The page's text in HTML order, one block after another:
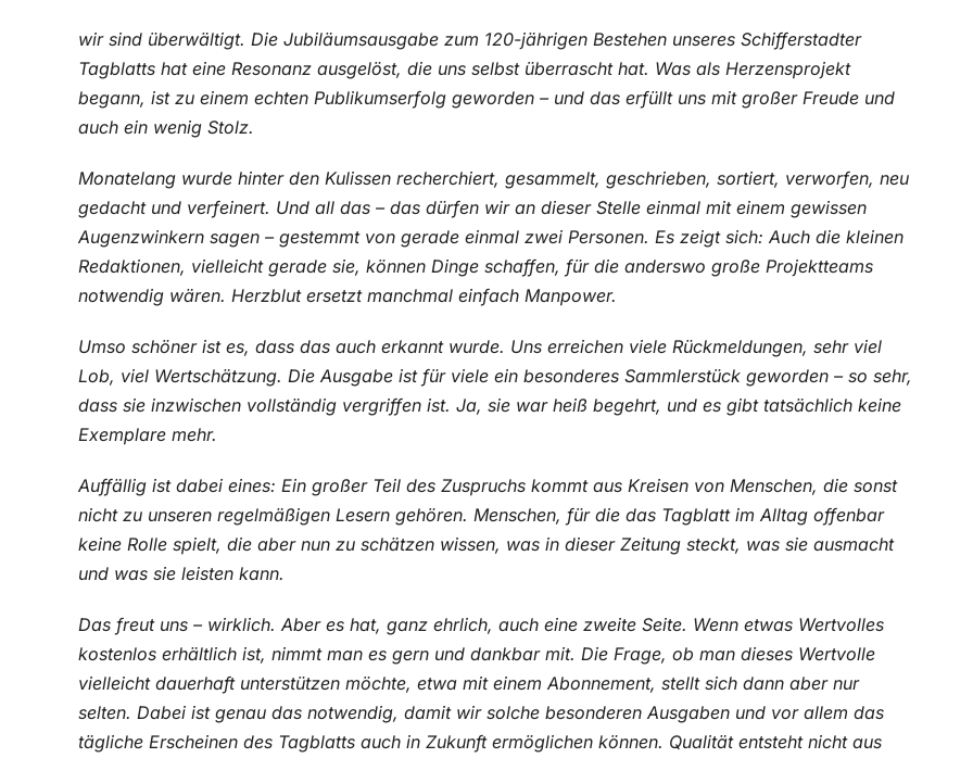
wir sind überwältigt. Die Jubiläumsausgabe zum 120-jährigen Bestehen unseres Schifferstadter
Tagblatts hat eine Resonanz ausgelöst, die uns selbst überrascht hat. Was als Herzensprojekt
begann, ist zu einem echten Publikumserfolg geworden – und das erfüllt uns mit großer Freude und
auch ein wenig Stolz.
Monatelang wurde hinter den Kulissen recherchiert, gesammelt, geschrieben, sortiert, verworfen, neu
gedacht und verfeinert. Und all das – das dürfen wir an dieser Stelle einmal mit einem gewissen
Augenzwinkern sagen – gestemmt von gerade einmal zwei Personen. Es zeigt sich: Auch die kleinen
Redaktionen, vielleicht gerade sie, können Dinge schaffen, für die anderswo große Projektteams
notwendig wären. Herzblut ersetzt manchmal einfach Manpower.
Umso schöner ist es, dass das auch erkannt wurde. Uns erreichen viele Rückmeldungen, sehr viel
Lob, viel Wertschätzung. Die Ausgabe ist für viele ein besonderes Sammlerstück geworden – so sehr,
dass sie inzwischen vollständig vergriffen ist. Ja, sie war heiß begehrt, und es gibt tatsächlich keine
Exemplare mehr.
Auffällig ist dabei eines: Ein großer Teil des Zuspruchs kommt aus Kreisen von Menschen, die sonst
nicht zu unseren regelmäßigen Lesern gehören. Menschen, für die das Tagblatt im Alltag offenbar
keine Rolle spielt, die aber nun zu schätzen wissen, was in dieser Zeitung steckt, was sie ausmacht
und was sie leisten kann.
Das freut uns – wirklich. Aber es hat, ganz ehrlich, auch eine zweite Seite. Wenn etwas Wertvolles
kostenlos erhältlich ist, nimmt man es gern und dankbar mit. Die Frage, ob man dieses Wertvolle
vielleicht dauerhaft unterstützen möchte, etwa mit einem Abonnement, stellt sich dann aber nur
selten. Dabei ist genau das notwendig, damit wir solche besonderen Ausgaben und vor allem das
tägliche Erscheinen des Tagblatts auch in Zukunft ermöglichen können. Qualität entsteht nicht aus